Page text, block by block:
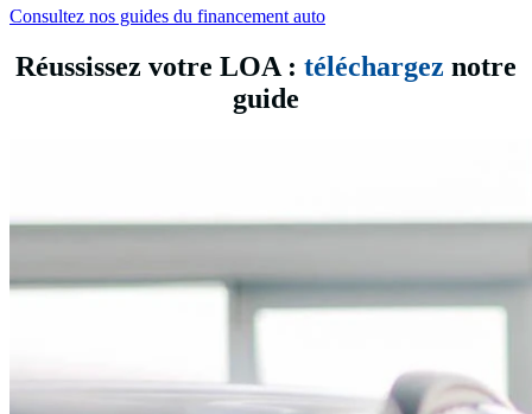
Consultez nos guides du financement auto
Réussissez votre LOA : téléchargez notre
guide